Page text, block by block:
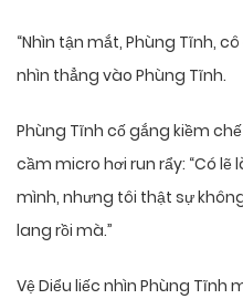
“Nhìn tận mắt, Phùng Tĩnh,
nhìn thẳng vào Phùng Tĩnh.
Phùng Tĩnh cố gắng kiềm
cầm micro hơi run rẩy: “Có lẽ
mình, nhưng tôi thật sự
lang rồi mà.”
Vệ Diểu liếc nhìn Phùng Tĩnh